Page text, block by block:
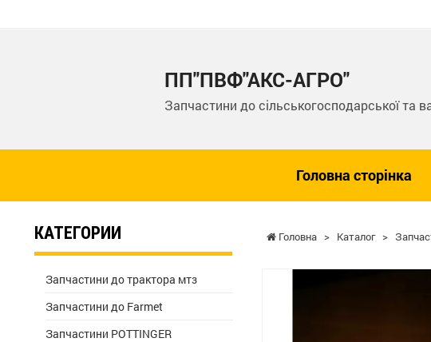
ПП"ПВФ"АКС-АГРО"
Запчастини до сільськогосподарської та
Головна сторінка
Головна > Каталог >
КАТЕГОРИИ
Запчастини до трактора мтз
Запчастини до Farmet
Запчастини POTTINGER